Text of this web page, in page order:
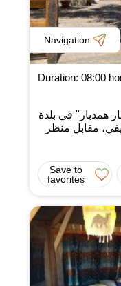
Navigation
Duration: 08:00
همدبار" في بلدة
مقابل منظر
Save to
favorites